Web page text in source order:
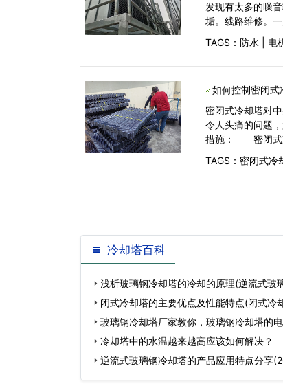
发现有太多的噪
垢。线路维修。
TAGS： 防水 电
如何控制密闭式
密闭式冷却塔对
令人头痛的问题
措施： 密闭式
TAGS： 密闭式冷
冷却塔百科
浅析玻璃钢冷却塔的冷却的原理(逆流式玻
闭式冷却塔的主要优点及性能特点(闭式冷
玻璃钢冷却塔厂家教你，玻璃钢冷却塔的
(横流玻璃钢冷…
冷却塔中的水温越来越高应该如何解决？
逆流式玻璃钢冷却塔的产品应用特点分享
冷却塔生产厂…